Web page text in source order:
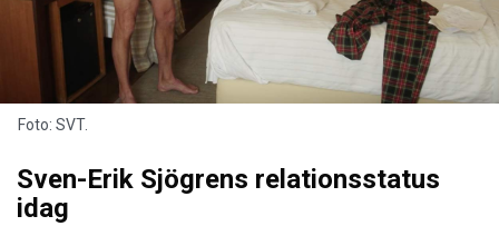
Foto: SVT.
Sven-Erik Sjögrens relationsstatus
idag